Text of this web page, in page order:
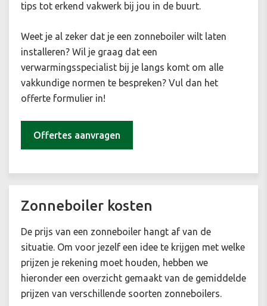
tips tot erkend vakwerk bij jou in de buurt.
Weet je al zeker dat je een zonneboiler wilt laten
installeren? Wil je graag dat een
verwarmingsspecialist bij je langs komt om alle
vakkundige normen te bespreken? Vul dan het
offerte formulier in!
Offertes aanvragen
Zonneboiler kosten
De prijs van een zonneboiler hangt af van de
situatie. Om voor jezelf een idee te krijgen met welke
prijzen je rekening moet houden, hebben we
hieronder een overzicht gemaakt van de gemiddelde
prijzen van verschillende soorten zonneboilers.